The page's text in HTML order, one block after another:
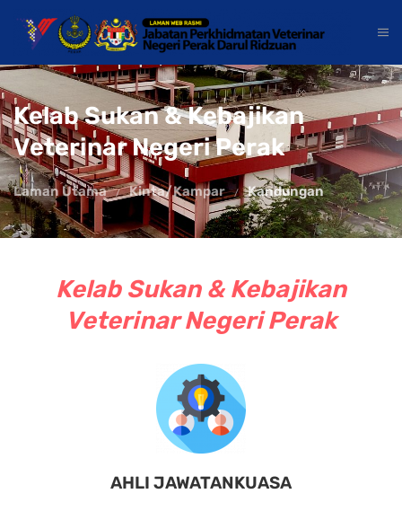
Kelab Sukan & Kebajikan
Veterinar Negeri Perak
Laman Utama Kinta/Kampar Kandungan
Kelab Sukan & Kebajikan
Veterinar Negeri Perak
AHLI JAWATANKUASA